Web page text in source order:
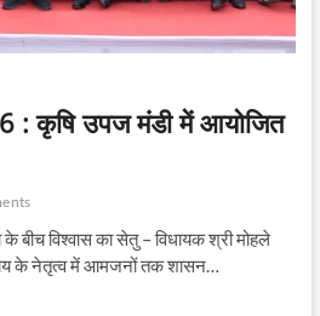
: कृषि उपज मंडी में आयोजित
विश्वास का सेतु – विधायक श्री मोहले
के नेतृत्व में आमजनों तक शासन…